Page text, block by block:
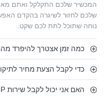
המכשיר שלכם התקלקל ואתם
שלכם לחזור לשיגרה בהקדם
נוחה שתוכל לתת לכם שקט.
כמה זמן אצטרך להיפרד
כדי לקבל הצעת מחיר
האם אני יכול לקבל שירות VIP עד הבית ?